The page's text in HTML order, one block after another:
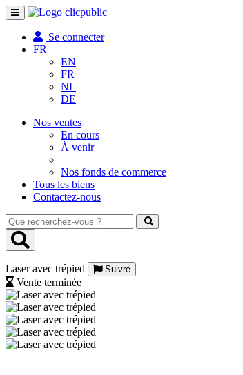
Toggle
navigation
Se connecter
FR
EN
FR
NL
DE
Nos ventes
En cours
À venir
Nos fonds de commerce
Tous les biens
Contactez-nous
Que
recherchez-
vous
Laser avec trépied
Suivre
Vente terminée